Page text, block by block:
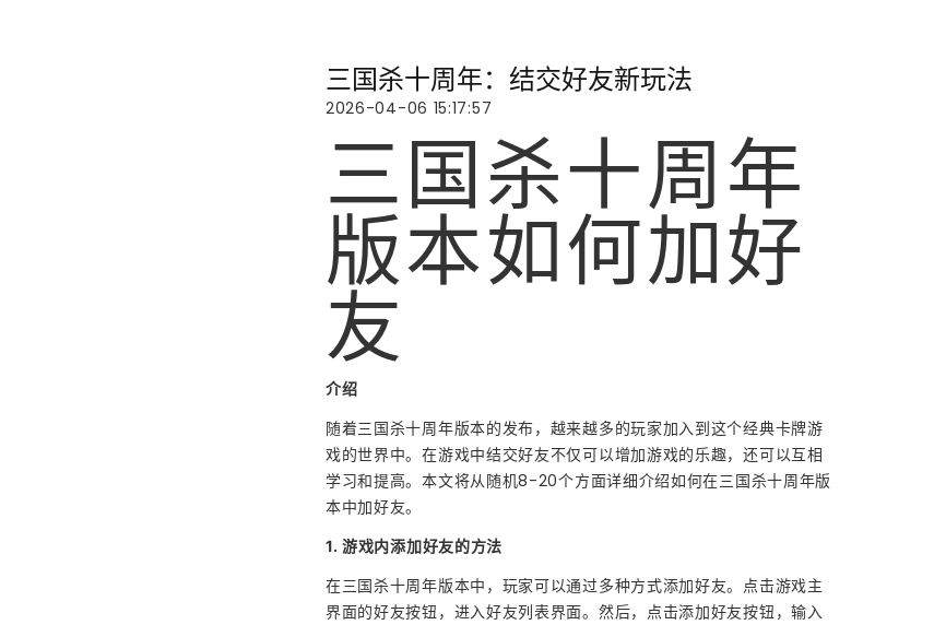
三国杀十周年：结交好友新玩法
2026-04-06 15:17:57
三国杀十周年
版本如何加好
友
介绍
随着三国杀十周年版本的发布，越来越多的玩家加入到这个经典卡牌游
戏的世界中。在游戏中结交好友不仅可以增加游戏的乐趣，还可以互相
学习和提高。本文将从随机8-20个方面详细介绍如何在三国杀十周年版
本中加好友。
1. 游戏内添加好友的方法
在三国杀十周年版本中，玩家可以通过多种方式添加好友。点击游戏主
界面的好友按钮，进入好友列表界面。然后，点击添加好友按钮，输入